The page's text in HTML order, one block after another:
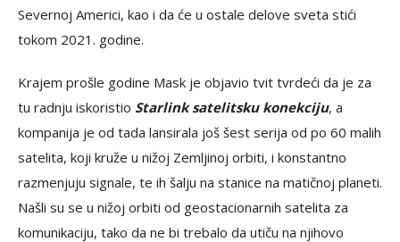
Severnoj Americi, kao i da će u ostale delove sveta stići
tokom 2021. godine.
Krajem prošle godine Mask je objavio tvit tvrdeći da je za
tu radnju iskoristio Starlink satelitsku konekciju, a
kompanija je od tada lansirala još šest serija od po 60 malih
satelita, koji kruže u nižoj Zemljinoj orbiti, i konstantno
razmenjuju signale, te ih šalju na stanice na matičnoj planeti.
Našli su se u nižoj orbiti od geostacionarnih satelita za
komunikaciju, tako da ne bi trebalo da utiču na njihovo